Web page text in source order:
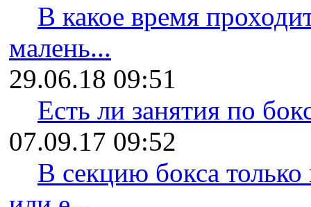
В какое время
малень...
29.06.18 09:51
Есть ли занятия по
07.09.17 09:52
В секцию бокса